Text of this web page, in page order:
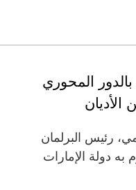
المحوري
الأديان
رئيس البرلمان
به دولة الإمارات